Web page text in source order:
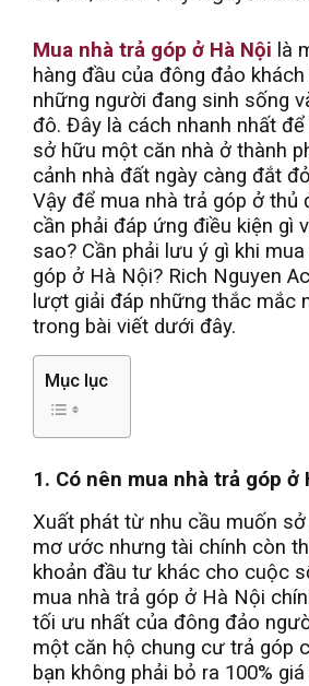
Mua nhà trả góp ở Hà Nội là
hàng đầu của đông đảo
những người đang sinh sống
đô. Đây là cách nhanh nhất
sở hữu một căn nhà ở thành
cảnh nhà đất ngày càng đắt
Vậy để mua nhà trả góp ở thủ
cần phải đáp ứng điều kiện gì
sao? Cần phải lưu ý gì khi
góp ở Hà Nội? Rich Nguyen
lượt giải đáp những thắc mắc
trong bài viết dưới đây.
Mục lục
1. Có nên mua nhà trả góp ở
Xuất phát từ nhu cầu muốn
mơ ước nhưng tài chính còn
khoản đầu tư khác cho cuộc
mua nhà trả góp ở Hà Nội
tối ưu nhất của đông đảo
một căn hộ chung cư trả góp
bạn không phải bỏ ra 100%